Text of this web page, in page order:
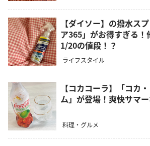
【ダイソー】の撥水ス
ア365」がお得すぎる
1/20の値段！？
ライフスタイル
【コカコーラ】「コカ
ム」が登場！爽快サマ
料理・グルメ